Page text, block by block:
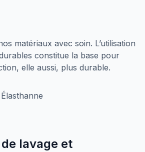
matériaux avec soin. L’utilisation
constitue la base pour
elle aussi, plus durable.
lavage et